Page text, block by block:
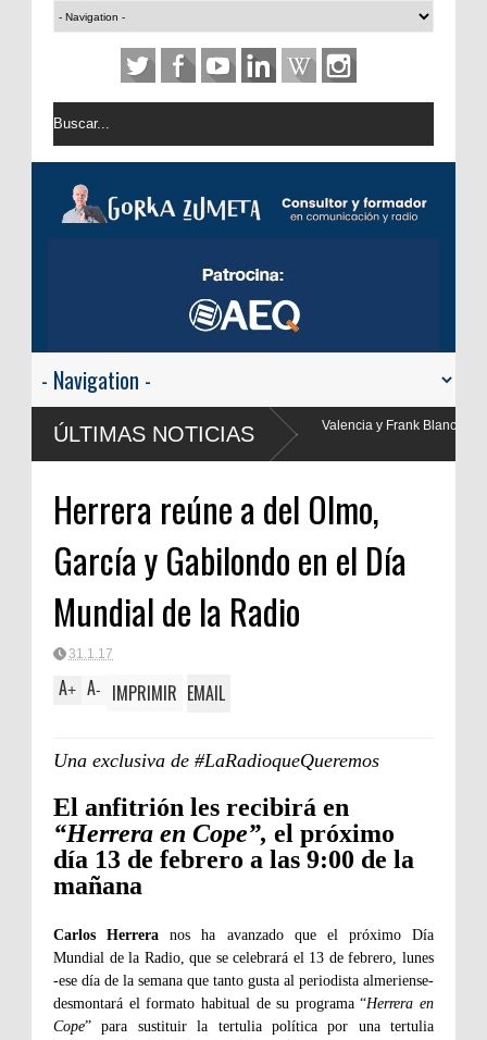
ÚLTIMAS NOTICIAS
y Frank Blanco regresan a
Herrera reúne a del Olmo,
García y Gabilondo en el Día
Mundial de la Radio
31.1.17
A+ A- IMPRIMIR EMAIL
Una exclusiva de #LaRadioqueQueremos
El anfitrión les recibirá en
“Herrera en Cope”, el próximo
día 13 de febrero a las 9:00 de la
mañana
Carlos Herrera nos ha avanzado que el próximo Día
Mundial de la Radio, que se celebrará el 13 de febrero, lunes
-ese día de la semana que tanto gusta al periodista almeriense-
desmontará el formato habitual de su programa “Herrera en
Cope” para sustituir la tertulia política por una tertulia